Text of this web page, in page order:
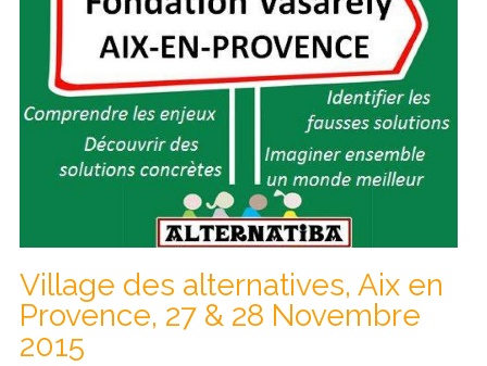
Village des alternatives, Aix en
Provence, 27 & 28 Novembre
2015